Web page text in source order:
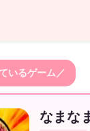
いるゲーム／
なまな